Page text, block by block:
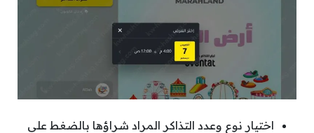
اختيار نوع وعدد التذاكر المراد شراؤها بالضغط على